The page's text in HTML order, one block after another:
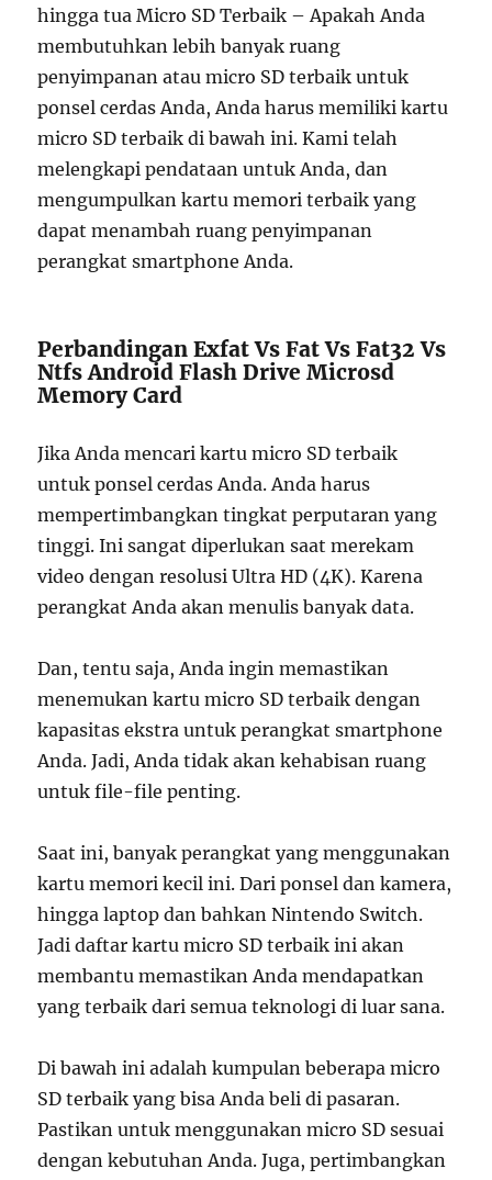
hingga tua Micro SD Terbaik – Apakah Anda
membutuhkan lebih banyak ruang
penyimpanan atau micro SD terbaik untuk
ponsel cerdas Anda, Anda harus memiliki kartu
micro SD terbaik di bawah ini. Kami telah
melengkapi pendataan untuk Anda, dan
mengumpulkan kartu memori terbaik yang
dapat menambah ruang penyimpanan
perangkat smartphone Anda.
Perbandingan Exfat Vs Fat Vs Fat32 Vs
Ntfs Android Flash Drive Microsd
Memory Card
Jika Anda mencari kartu micro SD terbaik
untuk ponsel cerdas Anda. Anda harus
mempertimbangkan tingkat perputaran yang
tinggi. Ini sangat diperlukan saat merekam
video dengan resolusi Ultra HD (4K). Karena
perangkat Anda akan menulis banyak data.
Dan, tentu saja, Anda ingin memastikan
menemukan kartu micro SD terbaik dengan
kapasitas ekstra untuk perangkat smartphone
Anda. Jadi, Anda tidak akan kehabisan ruang
untuk file-file penting.
Saat ini, banyak perangkat yang menggunakan
kartu memori kecil ini. Dari ponsel dan kamera,
hingga laptop dan bahkan Nintendo Switch.
Jadi daftar kartu micro SD terbaik ini akan
membantu memastikan Anda mendapatkan
yang terbaik dari semua teknologi di luar sana.
Di bawah ini adalah kumpulan beberapa micro
SD terbaik yang bisa Anda beli di pasaran.
Pastikan untuk menggunakan micro SD sesuai
dengan kebutuhan Anda. Juga, pertimbangkan